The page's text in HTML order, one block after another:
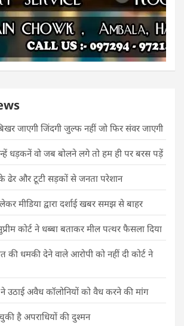
जाएगी जिंदगी जुल्फ नहीं जो फिर संवर जाएगी
धड़कनें वो जब बोलने लगे तो हम ही पर बरस पड़ें
ढेर और टूटी सड़कों से जनता परेशान
मीडिया द्वारा दर्शाई खबर समझ से बाहर
कोर्ट ने धब्बा बताकर मील पत्थर फैसला दिया
की धमकी देने वाले आरोपी को नहीं दी कोर्ट ने
उठाई अवैध कॉलोनियों को वैध करने की मांग
है अपराधियों की दुश्मन